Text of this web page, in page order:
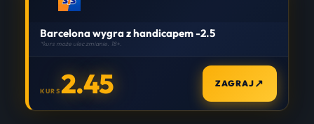
Barcelona wygra z handicapem -2.5
*kurs może ulec zmianie. 18+.
KURS2.45 ZAGRAJ ↗